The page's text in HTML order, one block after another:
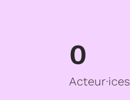
0
Acteur·ices